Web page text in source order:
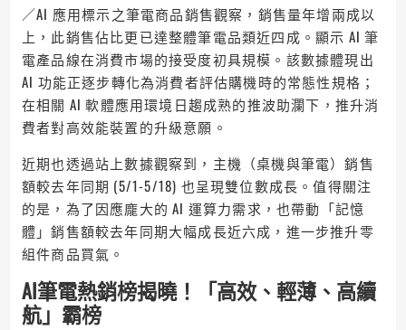
／AI 應用標示之筆電商品銷售觀察，銷售量年增兩成以
上，此銷售佔比更已達整體筆電品類近四成。顯示 AI 筆
電產品線在消費市場的接受度初具規模。該數據體現出
AI 功能正逐步轉化為消費者評估購機時的常態性規格；
在相關 AI 軟體應用環境日趨成熟的推波助瀾下，推升消
費者對高效能裝置的升級意願。
近期也透過站上數據觀察到，主機（桌機與筆電）銷售
額較去年同期 (5/1-5/18) 也呈現雙位數成長。值得關注
的是，為了因應龐大的 AI 運算力需求，也帶動「記憶
體」銷售額較去年同期大幅成長近六成，進一步推升零
組件商品買氣。
AI筆電熱銷榜揭曉！「高效、輕薄、高續
航」霸榜